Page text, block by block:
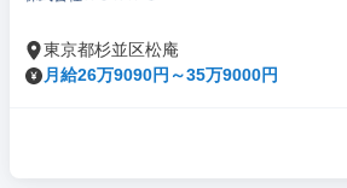
東京都杉並区松庵
月給26万9090円～35万9000円